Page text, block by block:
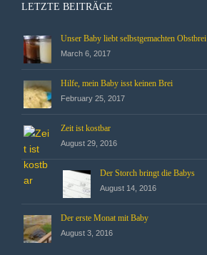
LETZTE BEITRÄGE
Unser Baby liebt selbstgemachten Obstbrei
March 6, 2017
Hilfe, mein Baby isst keinen Brei
February 25, 2017
Zeit ist kostbar
August 29, 2016
Der Storch bringt die Babys
August 14, 2016
Der erste Monat mit Baby
August 3, 2016